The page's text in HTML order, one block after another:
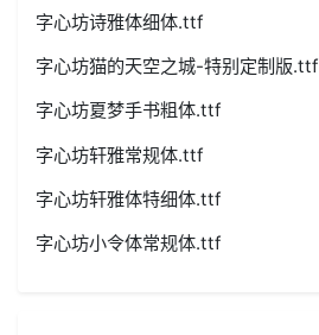
字心坊诗雅体细体.ttf
字心坊猫的天空之城-特别定制版.ttf
字心坊夏梦手书粗体.ttf
字心坊轩雅常规体.ttf
字心坊轩雅体特细体.ttf
字心坊小令体常规体.ttf